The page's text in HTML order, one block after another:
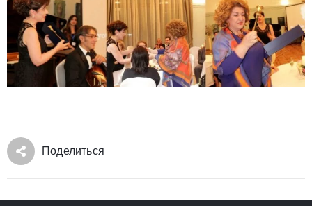
Поделиться